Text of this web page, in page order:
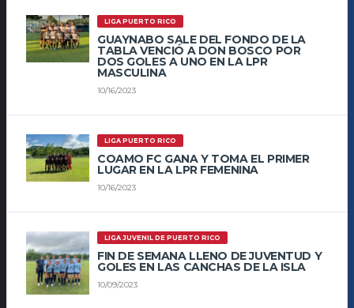
LIGA PUERTO RICO
GUAYNABO SALE DEL FONDO DE LA
TABLA VENCIÓ A DON BOSCO POR
DOS GOLES A UNO EN LA LPR
MASCULINA
10/16/2023
LIGA PUERTO RICO
COAMO FC GANA Y TOMA EL PRIMER
LUGAR EN LA LPR FEMENINA
10/16/2023
LIGA JUVENIL DE PUERTO RICO
FIN DE SEMANA LLENO DE JUVENTUD Y
GOLES EN LAS CANCHAS DE LA ISLA
10/09/2023